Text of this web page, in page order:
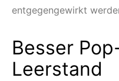
entgegengewirkt
Besser
Leerstand